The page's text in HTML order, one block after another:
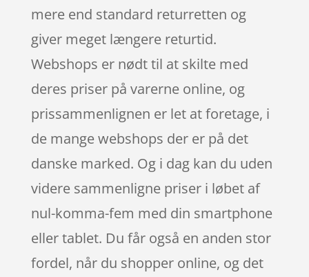
mere end standard returretten og
giver meget længere returtid.
Webshops er nødt til at skilte med
deres priser på varerne online, og
prissammenlignen er let at foretage, i
de mange webshops der er på det
danske marked. Og i dag kan du uden
videre sammenligne priser i løbet af
nul-komma-fem med din smartphone
eller tablet. Du får også en anden stor
fordel, når du shopper online, og det